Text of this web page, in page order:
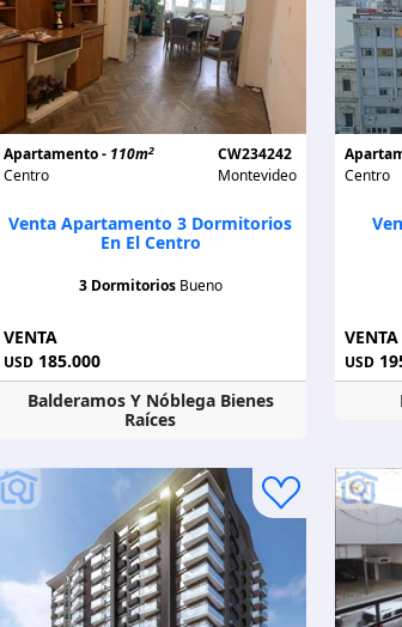
Apartamento - 110m2
Centro
CW234242
Montevideo
Venta Apartamento 3 Dormitorios
En El Centro
3 Dormitorios Bueno
VENTA
USD 185.000
Balderamos Y Nóblega Bienes
Raíces
Centro
VENTA
USD